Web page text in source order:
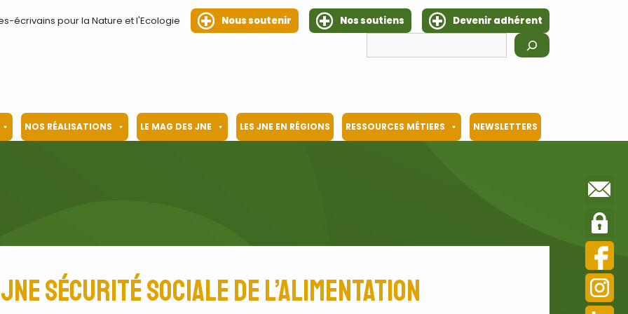
écrivains pour la Nature et l'Ecologie Nous soutenir Nos soutiens
Devenir adhérent
NOS RÉALISATIONS LE MAG DES JNE LES JNE EN RÉGIONS RESSOURCES MÉTIERS NEWSLETTERS
Sécurité Sociale de l’Alimentation